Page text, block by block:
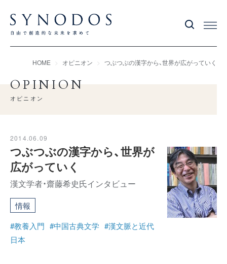
HOME オピニオン つぶつぶの漢字から、世界が広がっていく
OPINION
オピニオン
2014.06.09
つぶつぶの漢字から、世界が
広がっていく
漢文学者・齋藤希史氏インタビュー
情報
#教養入門 #中国古典文学 #漢文脈と近代
日本